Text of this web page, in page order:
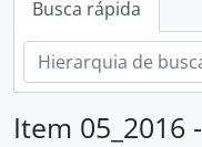
Busca rápida
Item 05_2016
[Subfundos]
[Subfundos] Comissão
[Subfundos]
[Subfundos]